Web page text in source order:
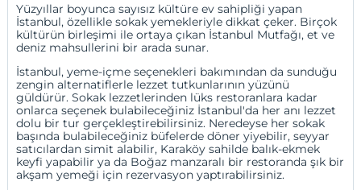
Yüzyıllar boyunca sayısız kültüre ev sahipliği yapan
İstanbul, özellikle sokak yemekleriyle dikkat çeker. Birçok
kültürün birleşimi ile ortaya çıkan İstanbul Mutfağı, et ve
deniz mahsullerini bir arada sunar.
İstanbul, yeme-içme seçenekleri bakımından da sunduğu
zengin alternatiflerle lezzet tutkunlarının yüzünü
güldürür. Sokak lezzetlerinden lüks restoranlara kadar
onlarca seçenek bulabileceğiniz İstanbul'da her anı lezzet
dolu bir tur gerçekleştirebilirsiniz. Neredeyse her sokak
başında bulabileceğiniz büfelerde döner yiyebilir, seyyar
satıcılardan simit alabilir, Karaköy sahilde balık-ekmek
keyfi yapabilir ya da Boğaz manzaralı bir restoranda şık bir
akşam yemeği için rezervasyon yaptırabilirsiniz.